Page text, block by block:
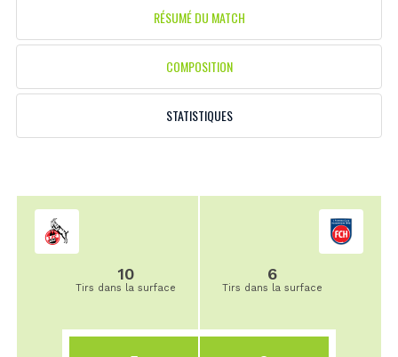
RÉSUMÉ DU MATCH
COMPOSITION
STATISTIQUES
10
Tirs dans la surface
6
Tirs dans la surface